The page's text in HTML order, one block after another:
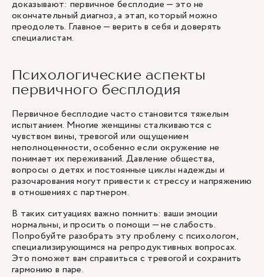
доказывают: первичное бесплодие — это не
окончательный диагноз, а этап, который можно
преодолеть. Главное — верить в себя и доверять
специалистам.
Психологические аспекты
первичного бесплодия
Первичное бесплодие часто становится тяжелым
испытанием. Многие женщины сталкиваются с
чувством вины, тревогой или ощущением
неполноценности, особенно если окружение не
понимает их переживаний. Давление общества,
вопросы о детях и постоянные циклы надежды и
разочарования могут привести к стрессу и напряжению
в отношениях с партнером.
В таких ситуациях важно помнить: ваши эмоции
нормальны, и просить о помощи — не слабость.
Попробуйте разобрать эту проблему с психологом,
специализирующимся на репродуктивных вопросах.
Это поможет вам справиться с тревогой и сохранить
гармонию в паре.